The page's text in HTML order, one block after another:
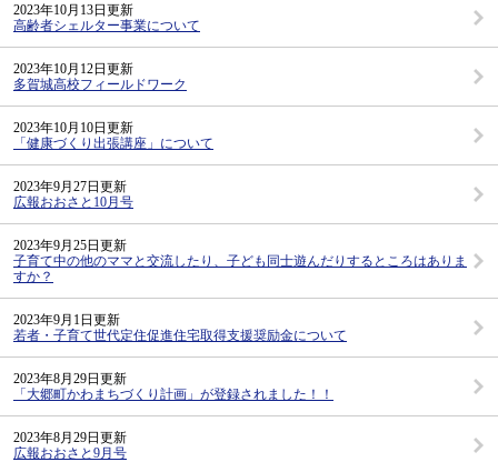
2023年10月13日更新
高齢者シェルター事業について
2023年10月12日更新
多賀城高校フィールドワーク
2023年10月10日更新
「健康づくり出張講座」について
2023年9月27日更新
広報おおさと10月号
2023年9月25日更新
子育て中の他のママと交流したり、子ども同士遊んだりするところはありま
すか？
2023年9月1日更新
若者・子育て世代定住促進住宅取得支援奨励金について
2023年8月29日更新
「大郷町かわまちづくり計画」が登録されました！！
2023年8月29日更新
広報おおさと9月号